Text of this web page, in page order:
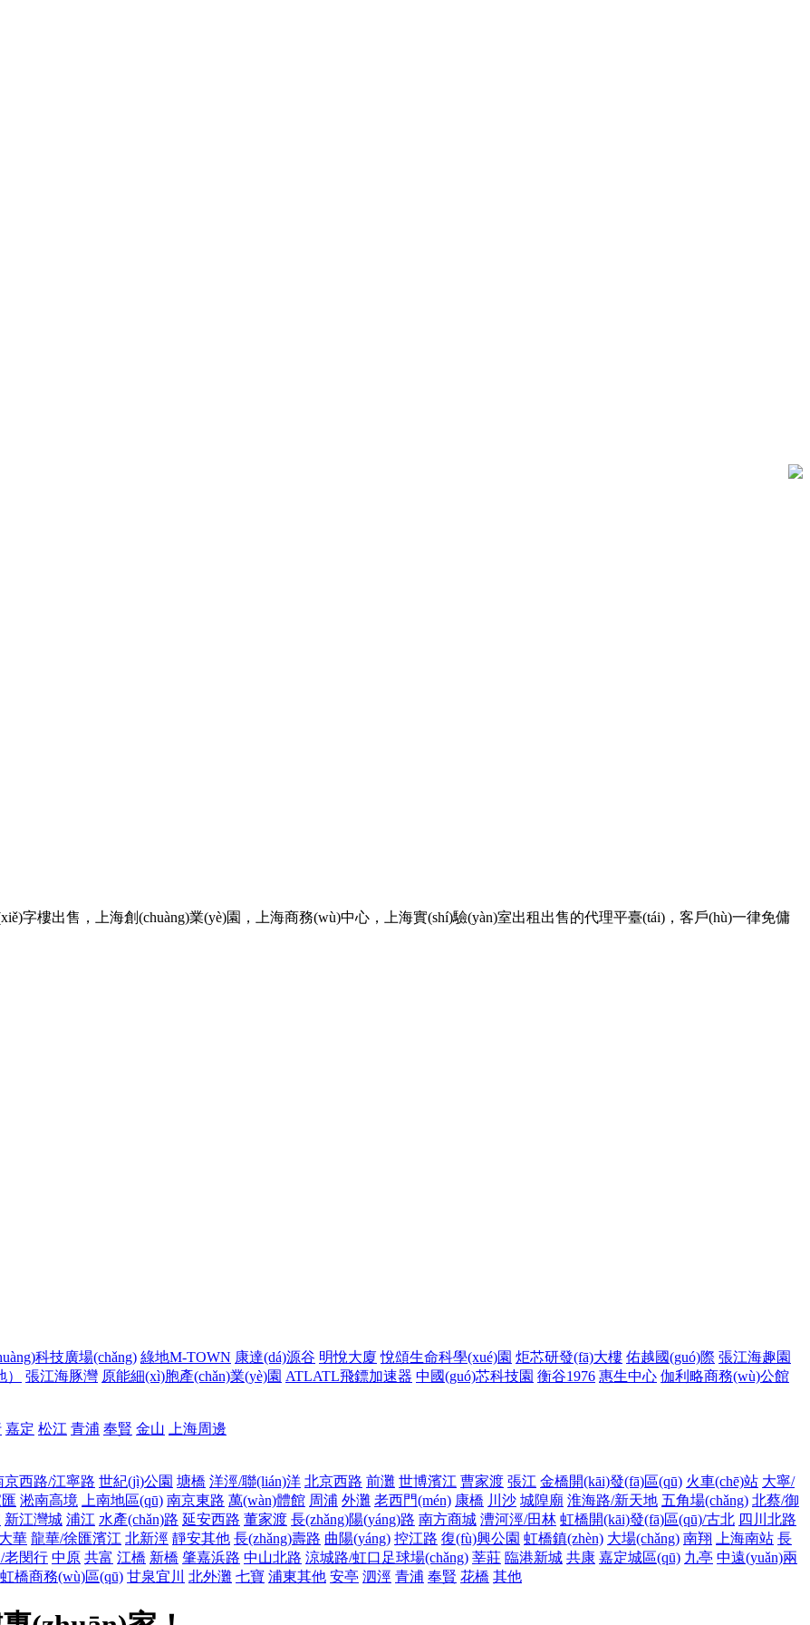
樓出售，上海創(chuàng)業(yè)園，上海商務(wù)中心，上海實(shí)驗(yàn)室出租出售的代理平臺(tái)，客戶(hù)一律免傭
科技廣場(chǎng) 綠地M-TOWN 康達(dá)源谷 明悅大廈 悅頌生命科學(xué)園 炬芯研發(fā)大樓 佑越國(guó)際 張江海趣園
張江海豚灣 原能細(xì)胞產(chǎn)業(yè)園 ATLATL飛鏢加速器 中國(guó)芯科技園 衡谷1976 惠生中心 伽利略商務(wù)公館
嘉定 松江 青浦 奉賢 金山 上海周邊
京西路/江寧路 世紀(jì)公園 塘橋 洋涇/聯(lián)洋 北京西路 前灘 世博濱江 曹家渡 張江 金橋開(kāi)發(fā)區(qū) 火車(chē)站 大寧/
淞南高境 上南地區(qū) 南京東路 萬(wàn)體館 周浦 外灘 老西門(mén) 康橋 川沙 城隍廟 淮海路/新天地 五角場(chǎng) 北蔡/御
新江灣城 浦江 水產(chǎn)路 延安西路 董家渡 長(zhǎng)陽(yáng)路 南方商城 漕河涇/田林 虹橋開(kāi)發(fā)區(qū)/古北 四川北路
大華 龍華/徐匯濱江 北新涇 靜安其他 長(zhǎng)壽路 曲陽(yáng) 控江路 復(fù)興公園 虹橋鎮(zhèn) 大場(chǎng) 南翔 上海南站 長
老閔行 中原 共富 江橋 新橋 肇嘉浜路 中山北路 涼城路/虹口足球場(chǎng) 莘莊 臨港新城 共康 嘉定城區(qū) 九亭 中遠(yuǎn)兩
虹橋商務(wù)區(qū) 甘泉宜川 北外灘 七寶 浦東其他 安亭 泗涇 青浦 奉賢 花橋 其他